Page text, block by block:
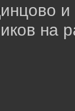
на